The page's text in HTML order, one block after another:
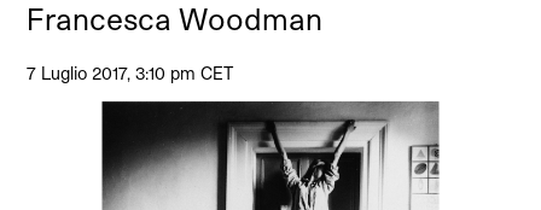
Francesca Woodman
7 Luglio 2017, 3:10 pm CET